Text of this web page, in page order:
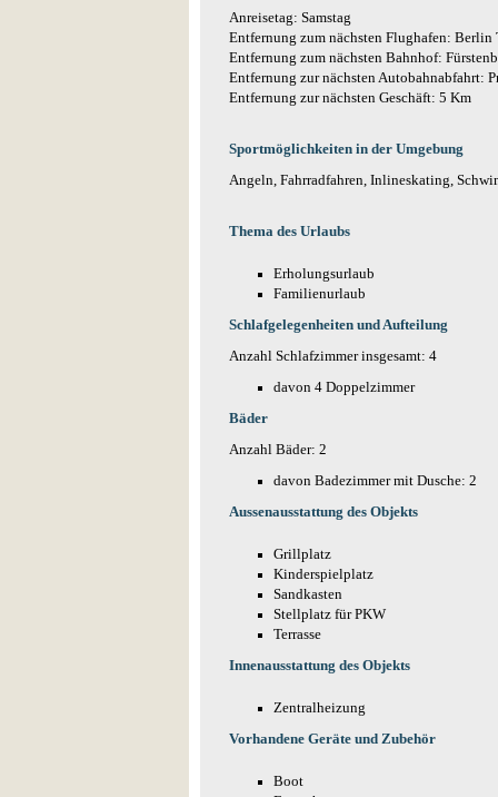
Anreisetag: Samstag
Entfernung zum nächsten Flughafen: Berlin
Entfernung zum nächsten Bahnhof:
Entfernung zur nächsten Autobahnabfahrt:
Entfernung zur nächsten Geschäft: 5 Km
Sportmöglichkeiten in der Umgebung
Angeln, Fahrradfahren, Inlineskating,
Thema des Urlaubs
Erholungsurlaub
Familienurlaub
Schlafgelegenheiten und Aufteilung
Anzahl Schlafzimmer insgesamt: 4
davon 4 Doppelzimmer
Bäder
Anzahl Bäder: 2
davon Badezimmer mit Dusche: 2
Aussenausstattung des Objekts
Grillplatz
Kinderspielplatz
Sandkasten
Stellplatz für PKW
Terrasse
Innenausstattung des Objekts
Zentralheizung
Vorhandene Geräte und Zubehör
Boot